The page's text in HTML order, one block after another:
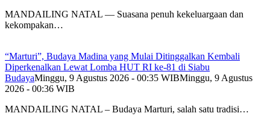
MANDAILING NATAL — Suasana penuh kekeluargaan dan
kekompakan…
“Marturi”, Budaya Madina yang Mulai Ditinggalkan Kembali
Diperkenalkan Lewat Lomba HUT RI ke-81 di Siabu
BudayaMinggu, 9 Agustus 2026 - 00:35 WIBMinggu, 9 Agustus
2026 - 00:36 WIB
MANDAILING NATAL – Budaya Marturi, salah satu tradisi…